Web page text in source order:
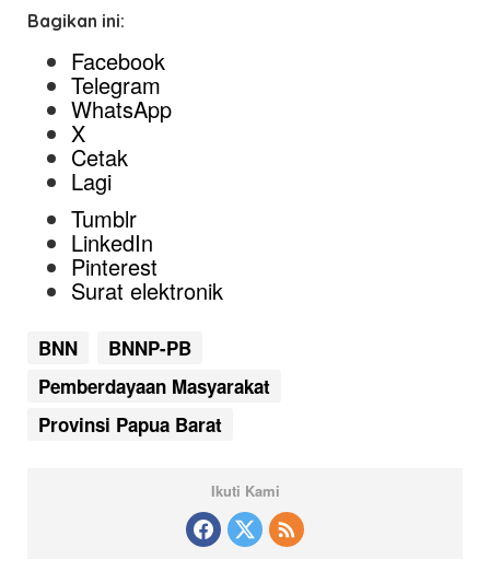
Bagikan ini:
Facebook
Telegram
WhatsApp
X
Cetak
Lagi
Tumblr
LinkedIn
Pinterest
Surat elektronik
BNN
BNNP-PB
Pemberdayaan Masyarakat
Provinsi Papua Barat
Ikuti Kami